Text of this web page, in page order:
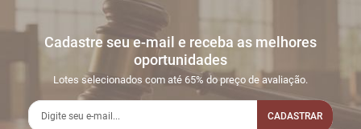
Cadastre seu e-mail e receba as melhores
oportunidades
Lotes selecionados com até 65% do preço de avaliação.
CADASTRAR